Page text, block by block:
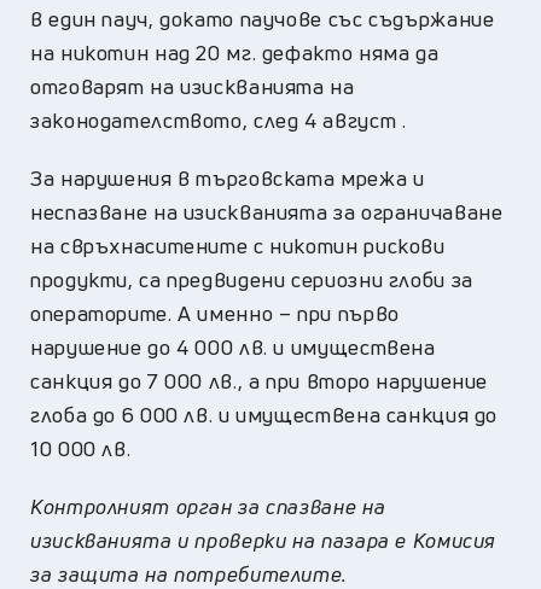
в един пауч, докато паучове със съдържание
на никотин над 20 мг. дефакто няма да
отговарят на изискванията на
законодателството, след 4 август .
За нарушения в търговската мрежа и
неспазване на изискванията за ограничаване
на свръхнаситените с никотин рискови
продукти, са предвидени сериозни глоби за
операторите. А именно – при първо
нарушение до 4 000 лв. и имуществена
санкция до 7 000 лв., а при второ нарушение
глоба до 6 000 лв. и имуществена санкция до
10 000 лв.
Контролният орган за спазване на
изискванията и проверки на пазара е Комисия
за защита на потребителите.